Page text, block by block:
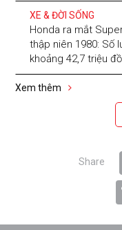
XE & ĐỜI SỐNG
Honda ra mắt
thập niên 1980: Số
khoảng 42,7 triệu
Xem thêm
Share